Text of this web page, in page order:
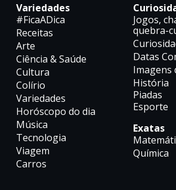
Variedades
#FicaADica
Receitas
Arte
Ciência & Saúde
Cultura
Colírio
Variedades
Horóscopo do dia
Música
Tecnologia
Viagem
Carros
Jogos,
quebra-
Datas
Imagens
História
Piadas
Esporte
Exatas
Química